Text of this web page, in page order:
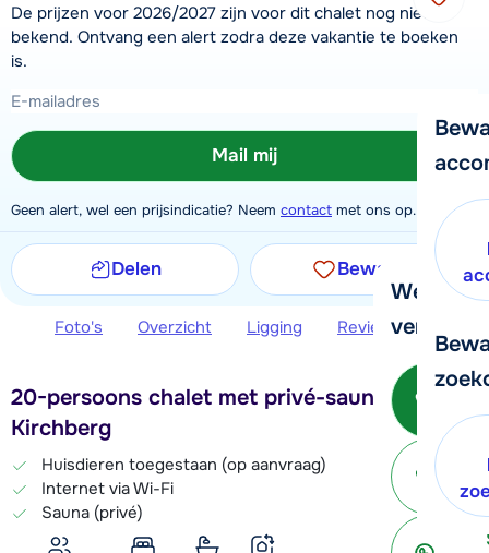
We
verder!
De prijzen voor 2026/2027 zijn voor dit chalet nog niet
bekend. Ontvang een alert zodra deze vakantie te boeken
is.
Mail mij
Geen alert, wel een prijsindicatie? Neem contact met ons op.
Delen Bewaren
Foto's Overzicht Ligging Reviews
20-persoons chalet met privé-sauna in
Kirchberg
Huisdieren toegestaan (op aanvraag)
Internet via Wi-Fi
Sauna (privé)